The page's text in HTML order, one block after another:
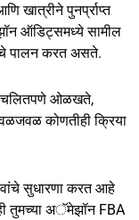
खात्रीने पुनर्प्राप्त
ऑडिट्समध्ये सामील
पालन करत असते.
ओळखते,
कोणतीही क्रिया
सुधारणा करत आहे
तुमच्या अॅमेझॉन FBA